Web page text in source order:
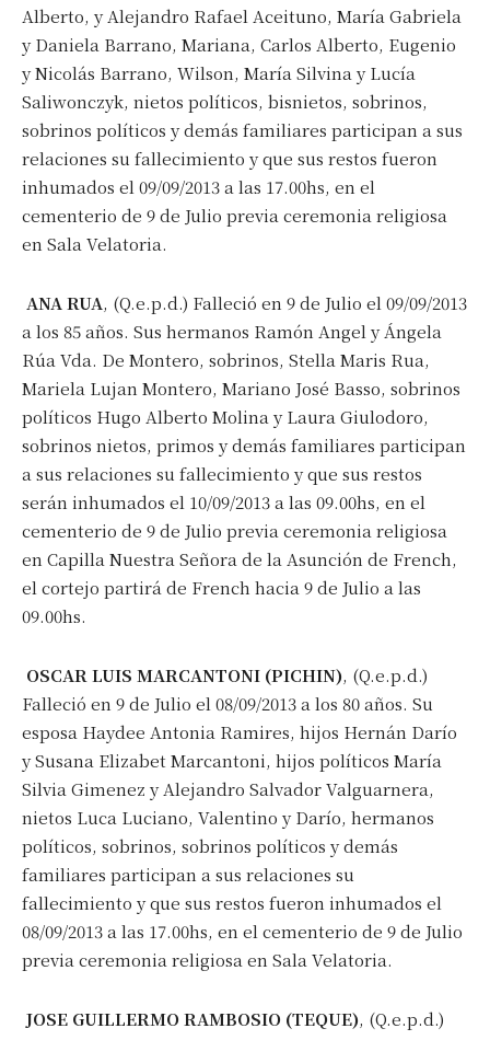
Alberto, y Alejandro Rafael Aceituno, María Gabriela
y Daniela Barrano, Mariana, Carlos Alberto, Eugenio
y Nicolás Barrano, Wilson, María Silvina y Lucía
Saliwonczyk, nietos políticos, bisnietos, sobrinos,
sobrinos políticos y demás familiares participan a sus
relaciones su fallecimiento y que sus restos fueron
inhumados el 09/09/2013 a las 17.00hs, en el
cementerio de 9 de Julio previa ceremonia religiosa
en Sala Velatoria.
ANA RUA, (Q.e.p.d.) Falleció en 9 de Julio el 09/09/2013
a los 85 años. Sus hermanos Ramón Angel y Ángela
Rúa Vda. De Montero, sobrinos, Stella Maris Rua,
Mariela Lujan Montero, Mariano José Basso, sobrinos
políticos Hugo Alberto Molina y Laura Giulodoro,
sobrinos nietos, primos y demás familiares participan
a sus relaciones su fallecimiento y que sus restos
serán inhumados el 10/09/2013 a las 09.00hs, en el
cementerio de 9 de Julio previa ceremonia religiosa
en Capilla Nuestra Señora de la Asunción de French,
el cortejo partirá de French hacia 9 de Julio a las
09.00hs.
OSCAR LUIS MARCANTONI (PICHIN), (Q.e.p.d.)
Falleció en 9 de Julio el 08/09/2013 a los 80 años. Su
esposa Haydee Antonia Ramires, hijos Hernán Darío
y Susana Elizabet Marcantoni, hijos políticos María
Silvia Gimenez y Alejandro Salvador Valguarnera,
nietos Luca Luciano, Valentino y Darío, hermanos
políticos, sobrinos, sobrinos políticos y demás
familiares participan a sus relaciones su
fallecimiento y que sus restos fueron inhumados el
08/09/2013 a las 17.00hs, en el cementerio de 9 de Julio
previa ceremonia religiosa en Sala Velatoria.
JOSE GUILLERMO RAMBOSIO (TEQUE), (Q.e.p.d.)